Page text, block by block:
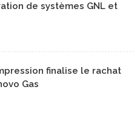
de systèmes GNL et
finalise le rachat
Gas